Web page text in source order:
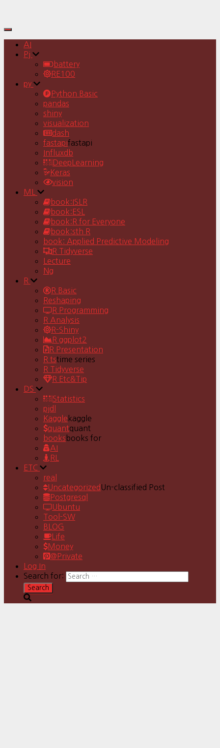
Toggle
Navigation
AI
Pj
battery
RE100
py
Python Basic
pandas
shiny
visualization
dash
fastapifastapi
Influxdb
DeepLearning
Keras
vision
ML
book:ISLR
book:ESL
book:R for Everyone
book:sth R
book: Applied Predictive Modeling
R Tidyverse
Lecture
Ng
R
R Basic
Reshaping
R Programming
R Analysis
R-Shiny
R ggplot2
R Presentation
R tstime series
R Tidyverse
R Etc&Tip
DS
Statistics
pjdl
Kaggle kaggle
quantquant
books books for
AI
RL
ETC
real
Uncategorized Un-classified Post
Postgresql
Ubuntu
Tool-SW
BLOG
Life
Money
@Private
Log In
Search for: